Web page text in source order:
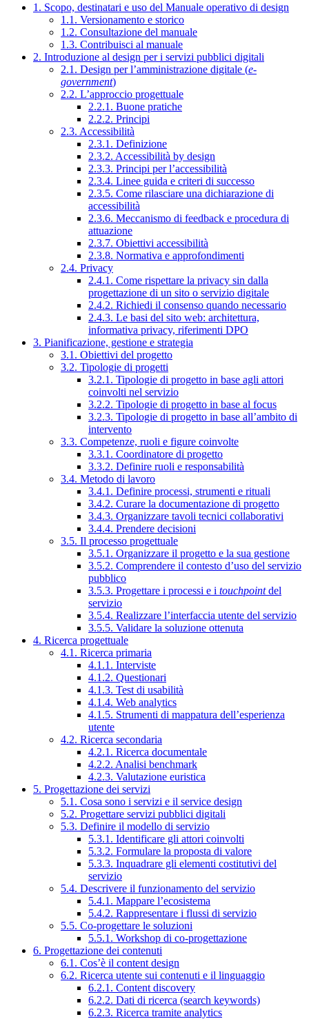
1. Scopo, destinatari e uso del Manuale operativo di design
1.1. Versionamento e storico
1.2. Consultazione del manuale
1.3. Contribuisci al manuale
2. Introduzione al design per i servizi pubblici digitali
2.1. Design per l’amministrazione digitale (e-
government)
2.2. L’approccio progettuale
2.2.1. Buone pratiche
2.2.2. Principi
2.3. Accessibilità
2.3.1. Definizione
2.3.2. Accessibilità by design
2.3.3. Principi per l’accessibilità
2.3.4. Linee guida e criteri di successo
2.3.5. Come rilasciare una dichiarazione di
accessibilità
2.3.6. Meccanismo di feedback e procedura di
attuazione
2.3.7. Obiettivi accessibilità
2.3.8. Normativa e approfondimenti
2.4. Privacy
2.4.1. Come rispettare la privacy sin dalla
progettazione di un sito o servizio digitale
2.4.2. Richiedi il consenso quando necessario
2.4.3. Le basi del sito web: architettura,
informativa privacy, riferimenti DPO
3. Pianificazione, gestione e strategia
3.1. Obiettivi del progetto
3.2. Tipologie di progetti
3.2.1. Tipologie di progetto in base agli attori
coinvolti nel servizio
3.2.2. Tipologie di progetto in base al focus
3.2.3. Tipologie di progetto in base all’ambito di
intervento
3.3. Competenze, ruoli e figure coinvolte
3.3.1. Coordinatore di progetto
3.3.2. Definire ruoli e responsabilità
3.4. Metodo di lavoro
3.4.1. Definire processi, strumenti e rituali
3.4.2. Curare la documentazione di progetto
3.4.3. Organizzare tavoli tecnici collaborativi
3.4.4. Prendere decisioni
3.5. Il processo progettuale
3.5.1. Organizzare il progetto e la sua gestione
3.5.2. Comprendere il contesto d’uso del servizio
pubblico
3.5.3. Progettare i processi e i touchpointdel
servizio
3.5.4. Realizzare l’interfaccia utente del servizio
3.5.5. Validare la soluzione ottenuta
4. Ricerca progettuale
4.1. Ricerca primaria
4.1.1. Interviste
4.1.2. Questionari
4.1.3. Test di usabilità
4.1.4. Web analytics
4.1.5. Strumenti di mappatura dell’esperienza
utente
4.2. Ricerca secondaria
4.2.1. Ricerca documentale
4.2.2. Analisi benchmark
4.2.3. Valutazione euristica
5. Progettazione dei servizi
5.1. Cosa sono i servizi e il service design
5.2. Progettare servizi pubblici digitali
5.3. Definire il modello di servizio
5.3.1. Identificare gli attori coinvolti
5.3.2. Formulare la proposta di valore
5.3.3. Inquadrare gli elementi costitutivi del
servizio
5.4. Descrivere il funzionamento del servizio
5.4.1. Mappare l’ecosistema
5.4.2. Rappresentare i flussi di servizio
5.5. Co-progettare le soluzioni
5.5.1. Workshop di co-progettazione
6. Progettazione dei contenuti
6.1. Cos’è il content design
6.2. Ricerca utente sui contenuti e il linguaggio
6.2.1. Content discovery
6.2.2. Dati di ricerca (search keywords)
6.2.3. Ricerca tramite analytics